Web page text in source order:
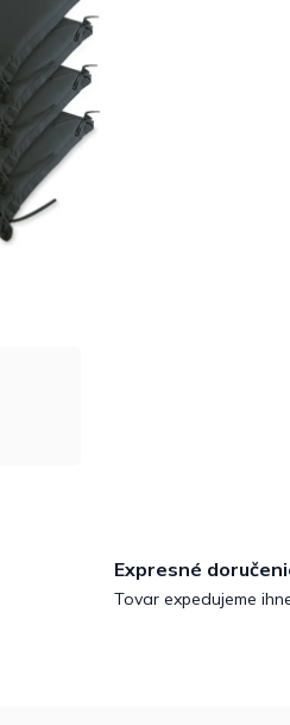
Expresné
Tovar expedujeme